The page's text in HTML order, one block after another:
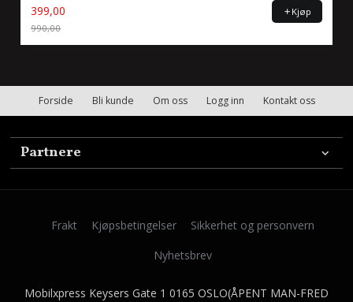
399,00
990,00
Rabatt
Kjøp
Forside Bli kunde Om oss Logg inn Kontakt oss
Partnere
Frakt Kjøpsbetingelser
Sikkerhet og personvern
Nyhetsbrev
Mobilxpress Keysers Gate 1 0165 OSLO(ÅPENT MAN-FRED